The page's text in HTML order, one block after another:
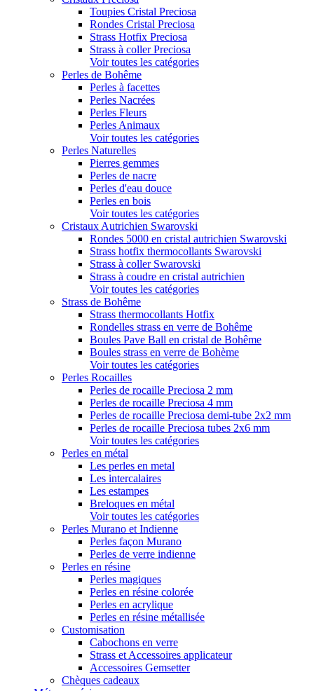
Toupies Cristal Preciosa
Rondes Cristal Preciosa
Strass Hotfix Preciosa
Strass à coller Preciosa
Voir toutes les catégories
Perles de Bohême
Perles à facettes
Perles Nacrées
Perles Fleurs
Perles Animaux
Voir toutes les catégories
Perles Naturelles
Pierres gemmes
Perles de nacre
Perles d'eau douce
Perles en bois
Voir toutes les catégories
Cristaux Autrichien Swarovski
Rondes 5000 en cristal autrichien Swarovski
Strass hotfix thermocollants Swarovski
Strass à coller Swarovski
Strass à coudre en cristal autrichien
Voir toutes les catégories
Strass de Bohême
Strass thermocollants Hotfix
Rondelles strass en verre de Bohême
Boules Pave Ball en cristal de Bohême
Boules strass en verre de Bohème
Voir toutes les catégories
Perles Rocailles
Perles de rocaille Preciosa 2 mm
Perles de rocaille Preciosa 4 mm
Perles de rocaille Preciosa demi-tube 2x2 mm
Perles de rocaille Preciosa tubes 2x6 mm
Voir toutes les catégories
Perles en métal
Les perles en metal
Les intercalaires
Les estampes
Breloques en métal
Voir toutes les catégories
Perles Murano et Indienne
Perles façon Murano
Perles de verre indienne
Perles en résine
Perles magiques
Perles en résine colorée
Perles en acrylique
Perles en résine métallisée
Customisation
Cabochons en verre
Strass et Accessoires applicateur
Accessoires Gemsetter
Chèques cadeaux